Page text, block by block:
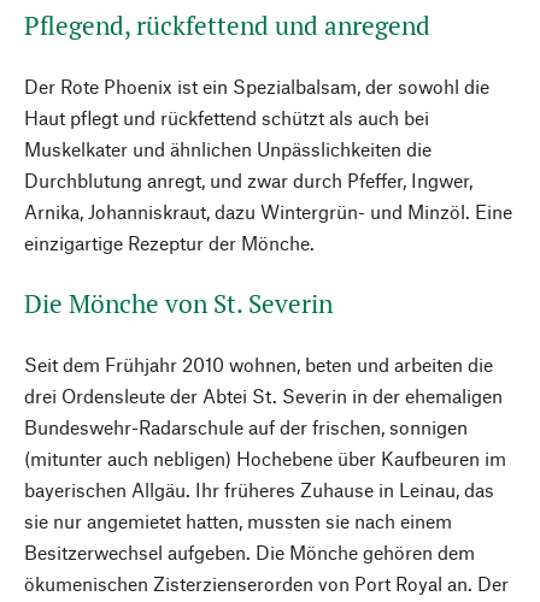
Pflegend, rückfettend und anregend
Der Rote Phoenix ist ein Spezialbalsam, der sowohl die
Haut pflegt und rückfettend schützt als auch bei
Muskelkater und ähnlichen Unpässlichkeiten die
Durchblutung anregt, und zwar durch Pfeffer, Ingwer,
Arnika, Johanniskraut, dazu Wintergrün- und Minzöl. Eine
einzigartige Rezeptur der Mönche.
Die Mönche von St. Severin
Seit dem Frühjahr 2010 wohnen, beten und arbeiten die
drei Ordensleute der Abtei St. Severin in der ehemaligen
Bundeswehr-Radarschule auf der frischen, sonnigen
(mitunter auch nebligen) Hochebene über Kaufbeuren im
bayerischen Allgäu. Ihr früheres Zuhause in Leinau, das
sie nur angemietet hatten, mussten sie nach einem
Besitzerwechsel aufgeben. Die Mönche gehören dem
ökumenischen Zisterzienserorden von Port Royal an. Der